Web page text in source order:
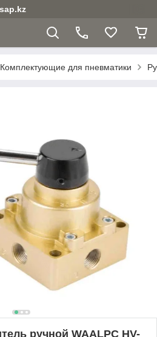
Комплектующие для пневматики
ручной WAALPC HV-